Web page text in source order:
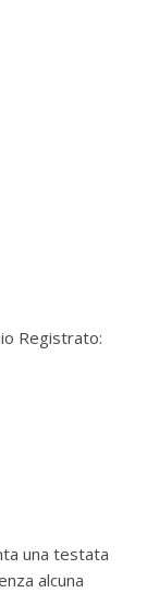
Registrato:
una testata
alcuna